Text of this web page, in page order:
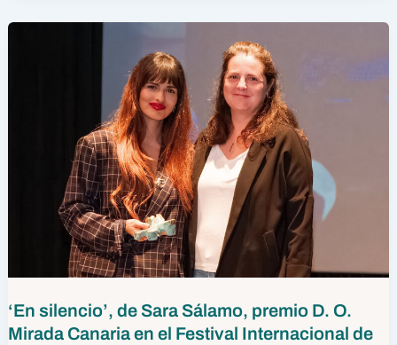
‘En silencio’, de Sara Sálamo, premio D. O.
Mirada Canaria en el Festival Internacional de